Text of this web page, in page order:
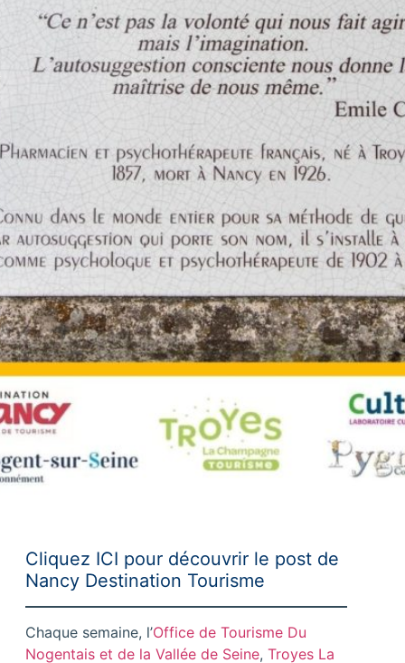
Cliquez ICI pour découvrir le post de
Nancy Destination Tourisme
Chaque semaine, l’Office de Tourisme Du
Nogentais et de la Vallée de Seine, Troyes La